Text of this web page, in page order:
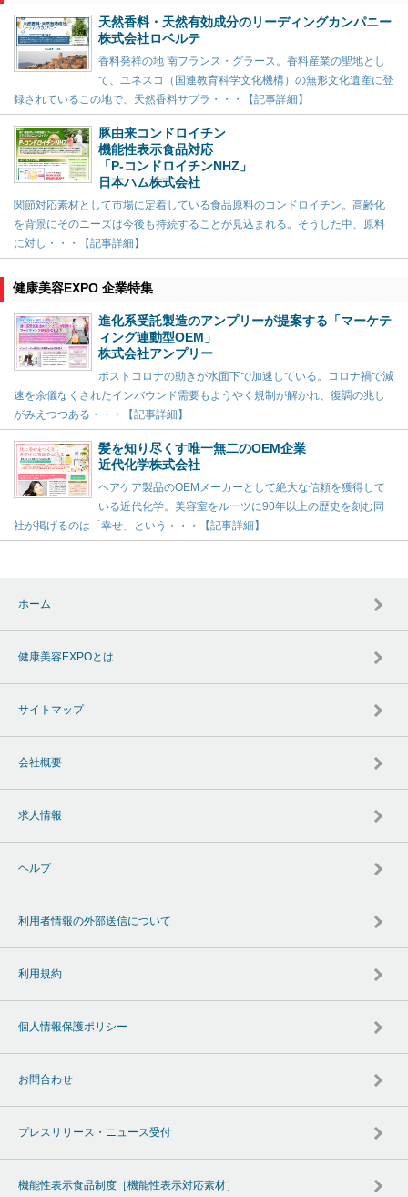
天然香料・天然有効成分のリーディングカンパニー
株式会社ロベルテ
香料発祥の地 南フランス・グラース。香料産業の聖地とし
て、ユネスコ（国連教育科学文化機構）の無形文化遺産に登
録されているこの地で、天然香料サプラ・・・【記事詳細】
豚由来コンドロイチン
機能性表示食品対応
「P-コンドロイチンNHZ」
日本ハム株式会社
関節対応素材として市場に定着している食品原料のコンドロイチン。高齢化
を背景にそのニーズは今後も持続することが見込まれる。そうした中、原料
に対し・・・【記事詳細】
健康美容EXPO 企業特集
進化系受託製造のアンプリーが提案する「マーケテ
ィング連動型OEM」
株式会社アンプリー
ポストコロナの動きが水面下で加速している。コロナ禍で減
速を余儀なくされたインバウンド需要もようやく規制が解かれ、復調の兆し
がみえつつある・・・【記事詳細】
髪を知り尽くす唯一無二のOEM企業
近代化学株式会社
ヘアケア製品のOEMメーカーとして絶大な信頼を獲得して
いる近代化学。美容室をルーツに90年以上の歴史を刻む同
社が掲げるのは「幸せ」という・・・【記事詳細】
ホーム
健康美容EXPOとは
サイトマップ
会社概要
求人情報
ヘルプ
利用者情報の外部送信について
利用規約
個人情報保護ポリシー
お問合わせ
プレスリリース・ニュース受付
機能性表示食品制度［機能性表示対応素材］